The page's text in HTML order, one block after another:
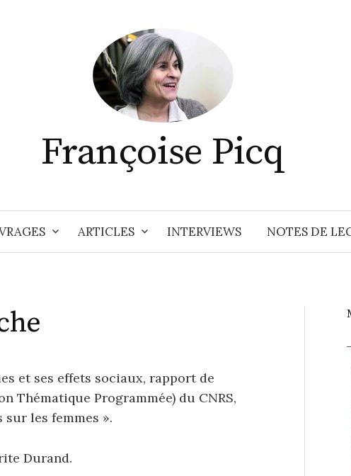
Françoise Picq
ARTICLES INTERVIEWS NOTES DE
et ses effets sociaux, rapport de
Thématique Programmée) du CNRS,
les femmes ».
Durand.